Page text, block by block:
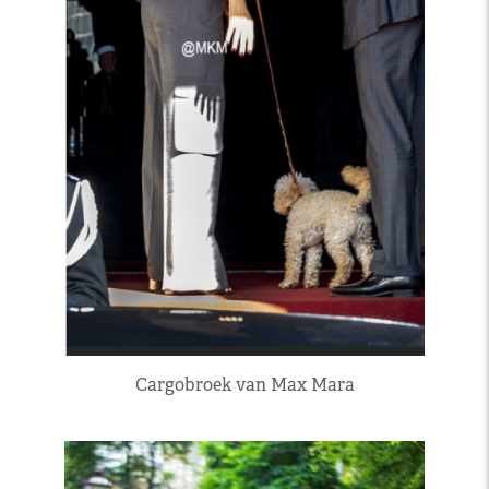
Cargobroek van Max Mara